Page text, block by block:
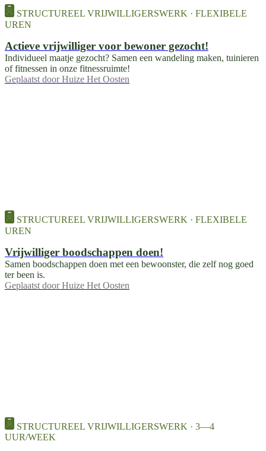
STRUCTUREEL VRIJWILLIGERSWERK · FLEXIBELE
UREN
Actieve vrijwilliger voor bewoner gezocht!
Individueel maatje gezocht? Samen een wandeling maken, tuinieren
of fitnessen in onze fitnessruimte!
Geplaatst door Huize Het Oosten
STRUCTUREEL VRIJWILLIGERSWERK · FLEXIBELE
UREN
Vrijwilliger boodschappen doen!
Samen boodschappen doen met een bewoonster, die zelf nog goed
ter been is.
Geplaatst door Huize Het Oosten
STRUCTUREEL VRIJWILLIGERSWERK · 3—4
UUR/WEEK